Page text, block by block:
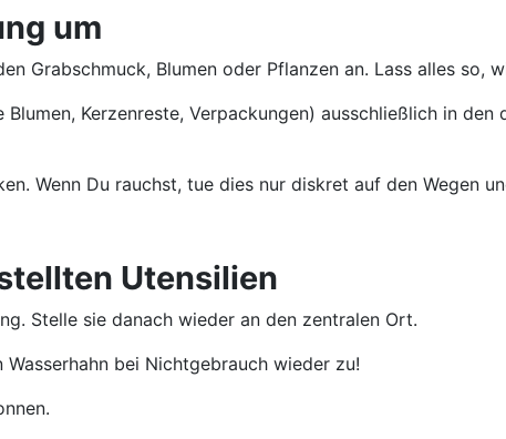
um
Grabschmuck, Blumen oder Pflanzen an. Lass alles so,
Kerzenreste, Verpackungen) ausschließlich in
Wenn Du rauchst, tue dies nur diskret auf den Wegen
Utensilien
Stelle sie danach wieder an den zentralen Ort.
bei Nichtgebrauch wieder zu!